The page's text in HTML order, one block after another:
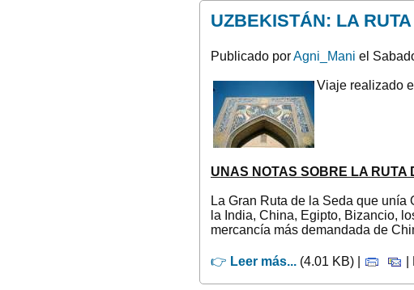
UZBEKISTÁN: LA
Publicado porAgni_Mani el
Viaje realizado
UNAS NOTAS SOBRE LA RUTA
La Gran Ruta de la Seda que
la India, China, Egipto, Bizancio,
mercancía más demandada de
👉 Leer más... (4.01 KB) |